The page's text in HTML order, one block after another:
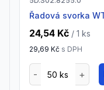
Řadová svorka
24,54 Kč / 1 ks
29,69 Kč s DPH